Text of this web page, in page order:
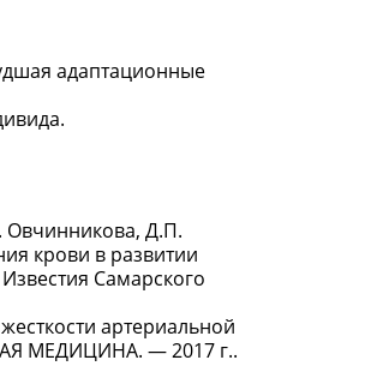
адаптационные
Овчинникова, Д.П.
крови в развитии
Самарского
артериальной
МЕДИЦИНА. — 2017 г..